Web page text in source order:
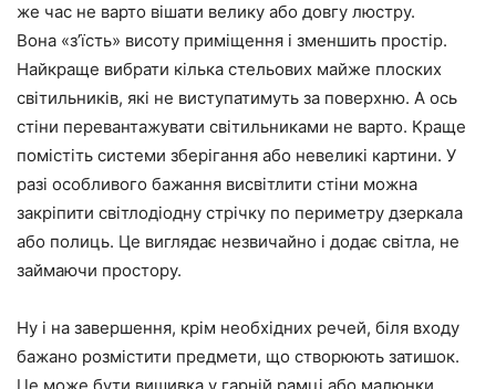
же час не варто вішати велику або довгу люстру.
Вона «з’їсть» висоту приміщення і зменшить простір.
Найкраще вибрати кілька стельових майже плоских
світильників, які не виступатимуть за поверхню. А ось
стіни перевантажувати світильниками не варто. Краще
помістіть системи зберігання або невеликі картини. У
разі особливого бажання висвітлити стіни можна
закріпити світлодіодну стрічку по периметру дзеркала
або полиць. Це виглядає незвичайно і додає світла, не
займаючи простору.
Ну і на завершення, крім необхідних речей, біля входу
бажано розмістити предмети, що створюють затишок.